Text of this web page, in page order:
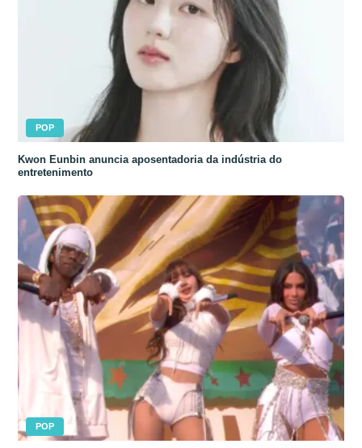
POP
Kwon Eunbin anuncia aposentadoria da indústria do
entretenimento
POP